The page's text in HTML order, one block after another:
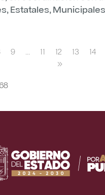
Estatales,
9 11 12 13 14